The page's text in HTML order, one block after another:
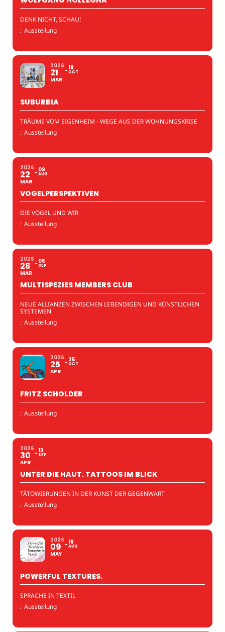
DENK NICHT, SCHAU!
: Ausstellung
2026
21
MAR
18
OCT
SUBURBIA
TRÄUME VOM EIGENHEIM - WEGE AUS DER WOHNUNGSKRISE
: Ausstellung
2026
22
MAR
09
AUG
VOGELPERSPEKTIVEN
DIE VÖGEL UND WIR
: Ausstellung
2026
28
MAR
06
SEP
MULTISPEZIES MEMBERS CLUB
NEUE ALLIANZEN ZWISCHEN LEBENDIGEN UND KÜNSTLICHEN
SYSTEMEN
: Ausstellung
2026
25
APR
25
OCT
FRITZ SCHOLDER
: Ausstellung
2026
30
APR
13
SEP
UNTER DIE HAUT. TATTOOS IM BLICK
TÄTOWIERUNGEN IN DER KUNST DER GEGENWART
: Ausstellung
2026
09
MAY
16
AUG
POWERFUL TEXTURES.
SPRACHE IN TEXTIL
: Ausstellung